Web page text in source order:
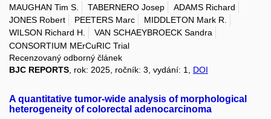
MAUGHAN Tim S.
TABERNERO Josep
ADAMS Richard
JONES Robert
PEETERS Marc
MIDDLETON Mark R.
WILSON Richard H.
VAN SCHAEYBROECK Sandra
CONSORTIUM MErCuRIC Trial
Recenzovaný odborný článek
BJC REPORTS , rok: 2025, ročník: 3, vydání: 1, DOI
A quantitative tumor-wide analysis of morphological
heterogeneity of colorectal adenocarcinoma